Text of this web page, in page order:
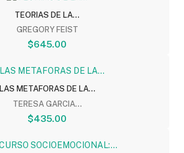
TEORIAS DE LA...
GREGORY FEIST
$645.00
LAS METAFORAS DE LA...
TERESA GARCIA...
$435.00